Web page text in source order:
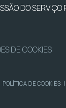
DO SERVIÇO
DE COOKIES
POLÍTICA DE COOKIES |